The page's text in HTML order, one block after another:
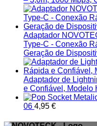
Adaptador
Type-C - Conexão
Geração de
Adaptador de
e Confiável, Modelo
06 4,95 €